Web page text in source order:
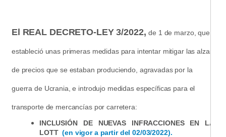
El REAL DECRETO-LEY 3/2022,de 1 de marzo, que
estableció unas primeras medidas para intentar mitigar las alzas
de precios que se estaban produciendo, agravadas por la
guerra de Ucrania, e introdujo medidas específicas para el
transporte de mercancías por carretera:
INCLUSIÓN DE NUEVAS INFRACCIONES EN LA
LOTT (en vigor a partir del 02/03/2022).